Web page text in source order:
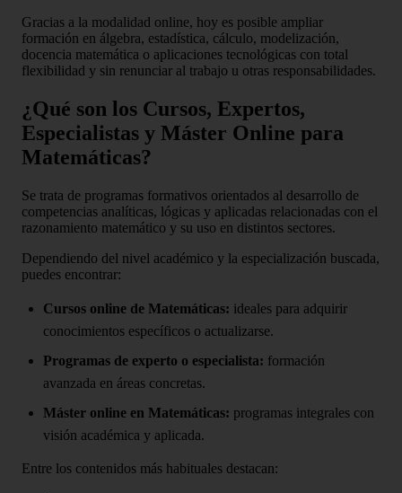
Gracias a la modalidad online, hoy es posible ampliar
formación en álgebra, estadística, cálculo, modelización,
docencia matemática o aplicaciones tecnológicas con total
flexibilidad y sin renunciar al trabajo u otras responsabilidades.
¿Qué son los Cursos, Expertos,
Especialistas y Máster Online para
Matemáticas?
Se trata de programas formativos orientados al desarrollo de
competencias analíticas, lógicas y aplicadas relacionadas con el
razonamiento matemático y su uso en distintos sectores.
Dependiendo del nivel académico y la especialización buscada,
puedes encontrar:
Cursos online de Matemáticas: ideales para adquirir
conocimientos específicos o actualizarse.
Programas de experto o especialista: formación
avanzada en áreas concretas.
Máster online en Matemáticas: programas integrales con
visión académica y aplicada.
Entre los contenidos más habituales destacan: